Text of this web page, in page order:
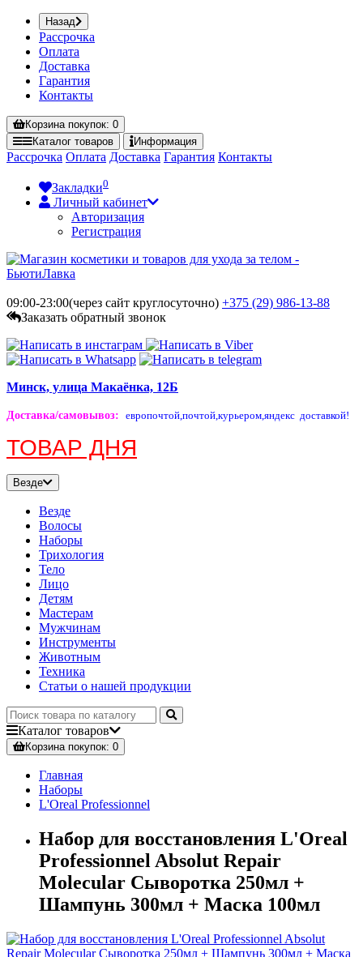
Назад
Рассрочка
Оплата
Доставка
Гарантия
Контакты
Корзинапокупок: 0
Каталог товаров Информация
Рассрочка Оплата Доставка Гарантия Контакты
Закладки0
Личный кабинет
Авторизация
Регистрация
09:00-23:00(через сайт круглосуточно) +375 (29) 986-13-88
Заказать обратный звонок
Минск, улица Макаёнка, 12Б
Доставка/самовывоз: европочтой,почтой,курьером,яндекс доставкой!
ТОВАР ДНЯ
Везде
Везде
Волосы
Наборы
Трихология
Тело
Лицо
Детям
Мастерам
Мужчинам
Инструменты
Животным
Техника
Статьи о нашей продукции
Каталог товаров
Корзинапокупок: 0
Главная
Наборы
L'Oreal Professionnel
Набор для восстановления L'Oreal
Professionnel Absolut Repair
Molecular Сыворотка 250мл +
Шампунь 300мл + Маска 100мл